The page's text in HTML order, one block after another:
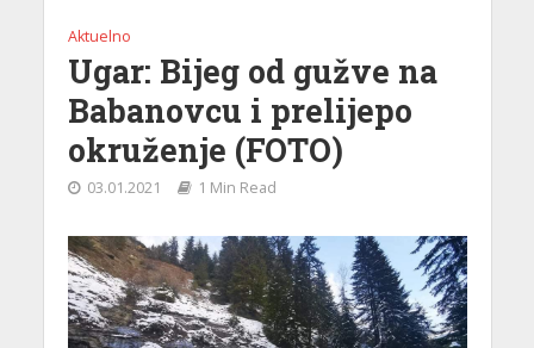
Aktuelno
Ugar: Bijeg od gužve na
Babanovcu i prelijepo
okruženje (FOTO)
03.01.2021 1 Min Read